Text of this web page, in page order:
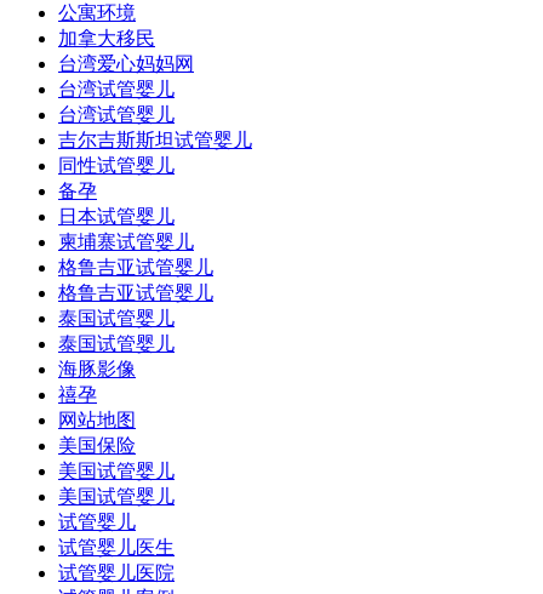
公寓环境
加拿大移民
台湾爱心妈妈网
台湾试管婴儿
台湾试管婴儿
吉尔吉斯斯坦试管婴儿
同性试管婴儿
备孕
日本试管婴儿
柬埔寨试管婴儿
格鲁吉亚试管婴儿
格鲁吉亚试管婴儿
泰国试管婴儿
泰国试管婴儿
海豚影像
禧孕
网站地图
美国保险
美国试管婴儿
美国试管婴儿
试管婴儿
试管婴儿医生
试管婴儿医院